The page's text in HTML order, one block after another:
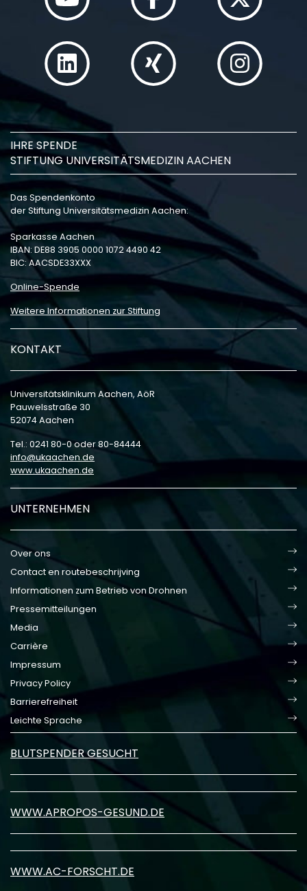
IHRE SPENDE
STIFTUNG UNIVERSITÄTSMEDIZIN AACHEN
Das Spendenkonto
der Stiftung Universitätsmedizin Aachen:
Sparkasse Aachen
IBAN: DE88 3905 0000 1072 4490 42
BIC: AACSDE33XXX
Online-Spende
Weitere Informationen zur Stiftung
KONTAKT
Universitätsklinikum Aachen, AöR
Pauwelsstraße 30
52074 Aachen
Tel.: 0241 80-0 oder 80-84444
info
ukaachen de
www.ukaachen.de
UNTERNEHMEN
Over ons
Contact en routebeschrijving
Informationen zum Betrieb von Drohnen
Pressemitteilungen
Media
Carrière
Impressum
Privacy Policy
Barrierefreiheit
Leichte Sprache
BLUTSPENDER GESUCHT
WWW.APROPOS-GESUND.DE
WWW.AC-FORSCHT.DE